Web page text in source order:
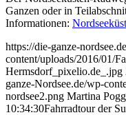
Ganzen oder in
Informationen:
https://die-ganze-
content/uploads/2016/01/
Hermsdorf_pixelio.de_.jpg
ganze-Nordsee.de/wp-
nordsee2.png Martina
10:34:30Fahrradtour der